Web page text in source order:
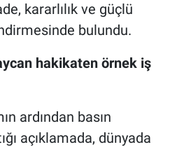
kararlılık ve güçlü
bulundu.
hakikaten örnek iş
ardından basın
açıklamada, dünyada